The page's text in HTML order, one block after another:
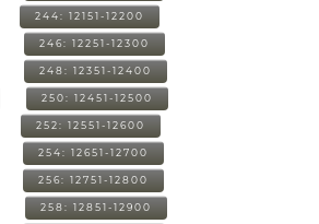
244: 12151-12200
246: 12251-12300
248: 12351-12400
250: 12451-12500
252: 12551-12600
254: 12651-12700
256: 12751-12800
258: 12851-12900